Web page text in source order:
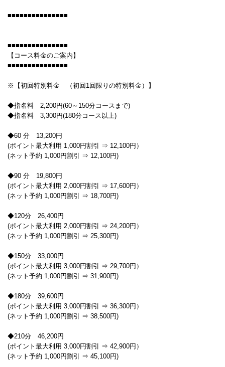
■■■■■■■■■■■■■■■
■■■■■■■■■■■■■■■
【コース料金のご案内】
■■■■■■■■■■■■■■■
※【初回特別料金 （初回1回限りの特別料金）】
◆指名料 2,200円(60～150分コースまで)
◆指名料 3,300円(180分コース以上)
◆60 分 13,200円
(ポイント最大利用 1,000円割引 ⇒ 12,100円）
(ネット予約 1,000円割引 ⇒ 12,100円)
◆90 分 19,800円
(ポイント最大利用 2,000円割引 ⇒ 17,600円）
(ネット予約 1,000円割引 ⇒ 18,700円)
◆120分 26,400円
(ポイント最大利用 2,000円割引 ⇒ 24,200円）
(ネット予約 1,000円割引 ⇒ 25,300円)
◆150分 33,000円
(ポイント最大利用 3,000円割引 ⇒ 29,700円）
(ネット予約 1,000円割引 ⇒ 31,900円)
◆180分 39,600円
(ポイント最大利用 3,000円割引 ⇒ 36,300円）
(ネット予約 1,000円割引 ⇒ 38,500円)
◆210分 46,200円
(ポイント最大利用 3,000円割引 ⇒ 42,900円）
(ネット予約 1,000円割引 ⇒ 45,100円)